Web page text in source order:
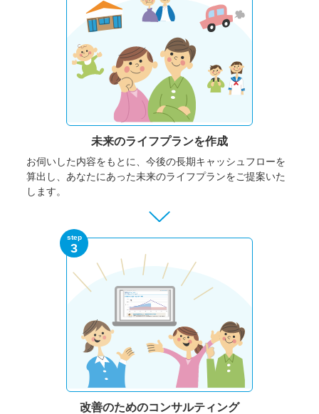
未来のライフプランを作成
お伺いした内容をもとに、今後の長期キャッシュフローを
算出し、あなたにあった未来のライフプランをご提案いた
します。
step
3
改善のためのコンサルティング